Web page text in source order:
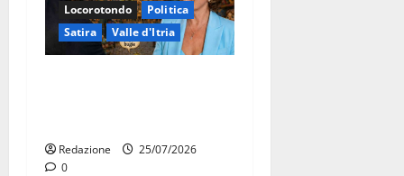
Locorotondo
Politica
Satira
Valle d'Itria
Redazione
25/07/2026
0